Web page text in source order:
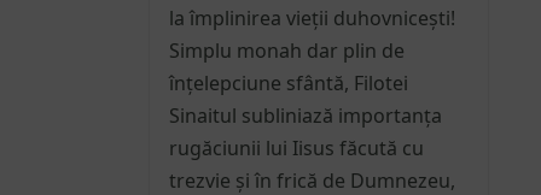
la împlinirea vieții duhovnicești!
Simplu monah dar plin de
înțelepciune sfântă, Filotei
Sinaitul subliniază importanța
rugăciunii lui Iisus făcută cu
trezvie și în frică de Dumnezeu,